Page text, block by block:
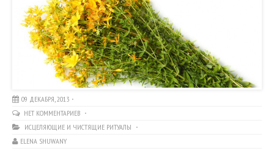
09 ДЕКАБРЯ, 2013
НЕТ КОММЕНТАРИЕВ
ИСЦЕЛЯЮЩИЕ И ЧИСТЯЩИЕ РИТУАЛЫ
ELENA SHUWANY